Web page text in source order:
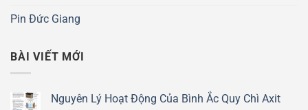
Pin Đức Giang
BÀI VIẾT MỚI
Nguyên Lý Hoạt Động Của Bình Ắc Quy Chì Axit